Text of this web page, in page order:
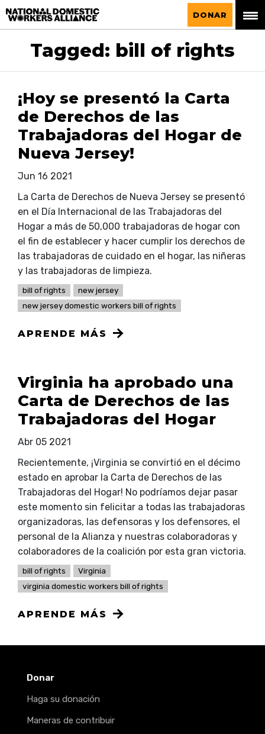
La Alianza Nacional de Trabajadoras del
Hogar
DONAR
Tagged: bill of rights
¡Hoy se presentó la Carta
de Derechos de las
Trabajadoras del Hogar de
Nueva Jersey!
Jun 16 2021
La Carta de Derechos de Nueva Jersey se presentó
en el Día Internacional de las Trabajadoras del
Hogar a más de 50,000 trabajadoras de hogar con
el fin de establecer y hacer cumplir los derechos de
las trabajadoras de cuidado en el hogar, las niñeras
y las trabajadoras de limpieza.
bill of rights
new jersey
new jersey domestic workers bill of rights
APRENDE MÁS
Virginia ha aprobado una
Carta de Derechos de las
Trabajadoras del Hogar
Abr 05 2021
Recientemente, ¡Virginia se convirtió en el décimo
estado en aprobar la Carta de Derechos de las
Trabajadoras del Hogar! No podríamos dejar pasar
este momento sin felicitar a todas las trabajadoras
organizadoras, las defensoras y los defensores, el
personal de la Alianza y nuestras colaboradoras y
colaboradores de la coalición por esta gran victoria.
bill of rights
Virginia
virginia domestic workers bill of rights
APRENDE MÁS
Donar
Haga su donación
Maneras de contribuir